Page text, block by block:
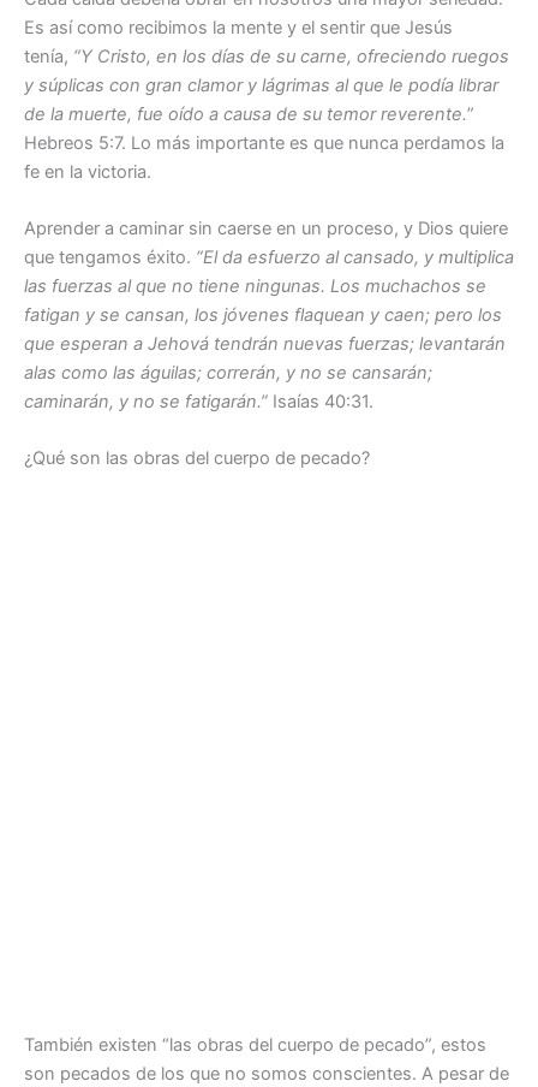
Es así como recibimos la mente y el sentir que Jesús
tenía, “Y Cristo, en los días de su carne, ofreciendo ruegos
y súplicas con gran clamor y lágrimas al que le podía librar
de la muerte, fue oído a causa de su temor reverente.”
Hebreos 5:7. Lo más importante es que nunca perdamos la
fe en la victoria.
Aprender a caminar sin caerse en un proceso, y Dios quiere
que tengamos éxito. “El da esfuerzo al cansado, y multiplica
las fuerzas al que no tiene ningunas. Los muchachos se
fatigan y se cansan, los jóvenes flaquean y caen; pero los
que esperan a Jehová tendrán nuevas fuerzas; levantarán
alas como las águilas; correrán, y no se cansarán;
caminarán, y no se fatigarán.” Isaías 40:31.
¿Qué son las obras del cuerpo de pecado?
También existen “las obras del cuerpo de pecado”, estos
son pecados de los que no somos conscientes. A pesar de